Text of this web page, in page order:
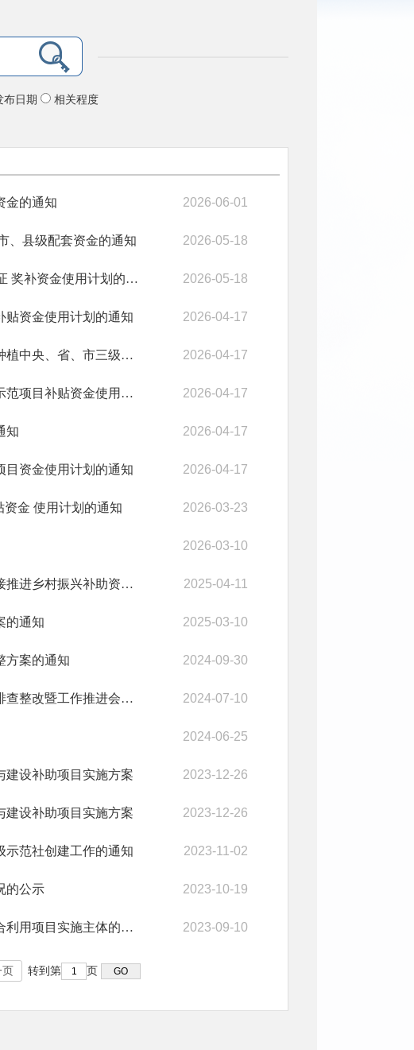
日期 相关程度
金的通知 2026-06-01
、县级配套资金的通知 2026-05-18
陵川县农业农村局 关于下达2026年市级“三品一标”认证 奖补资金使用计划的通知 2026-05-18
贴资金使用计划的通知 2026-04-17
陵川县农业农村局关于下达2026年大豆玉米带状复合种植中央、省、市三级补助资金使用计划的通知 2026-04-17
陵川县农业农村局关于下达2026年油料稳面积提单产示范项目补贴资金使用计划的通知 2026-04-17
知 2026-04-17
目资金使用计划的通知 2026-04-17
资金 使用计划的通知 2026-03-23
2026-03-10
陵川县人民政府办公室关于印发陵川县2025年市县衔接推进乡村振兴补助资金实施方案的通知 2025-04-11
的通知 2025-03-10
方案的通知 2024-09-30
全县巩固拓展脱贫攻坚成果同乡村振兴有效衔接问题排查整改暨工作推进会议召开 2024-07-10
2024-06-25
建设补助项目实施方案 2023-12-26
建设补助项目实施方案 2023-12-26
示范社创建工作的通知 2023-11-02
的公示 2023-10-19
陵川县农业农村局关于对陵川县2023年农作物秸秆综合利用项目实施主体的公示 2023-09-10
转到第 页